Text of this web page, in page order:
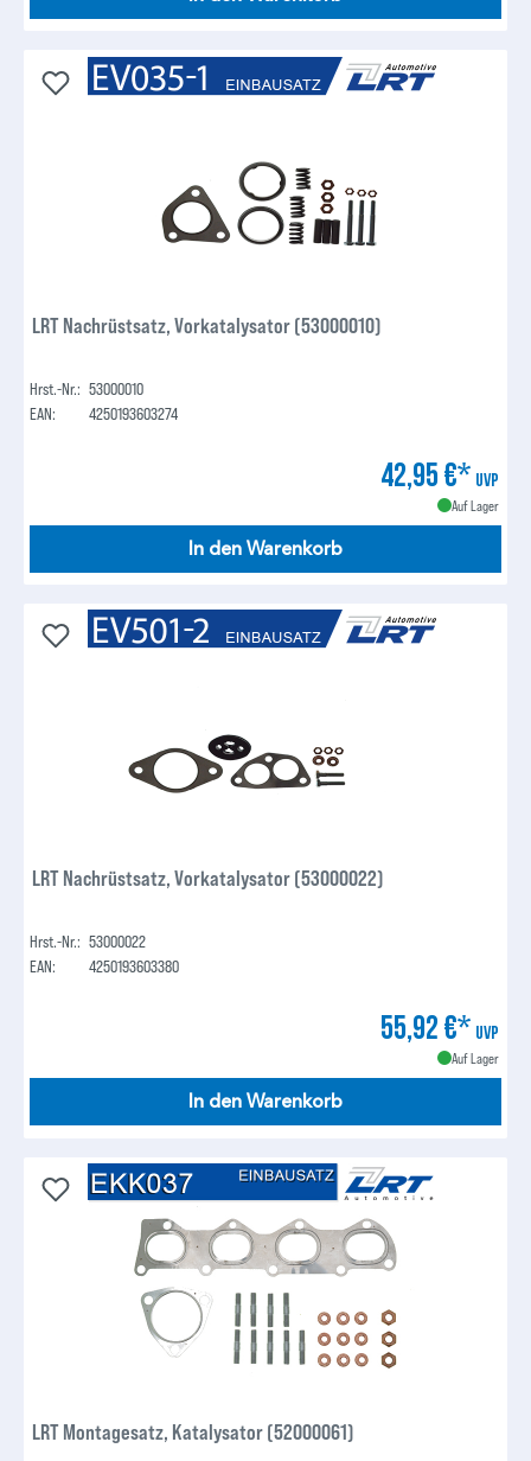
LRT Nachrüstsatz, Vorkatalysator (53000010)
Hrst.-Nr.: 53000010
EAN:
4250193603274
42,95 €* UVP
Auf Lager
In den Warenkorb
LRT Nachrüstsatz, Vorkatalysator (53000022)
Hrst.-Nr.: 53000022
EAN:
4250193603380
55,92 €* UVP
Auf Lager
In den Warenkorb
LRT Montagesatz, Katalysator (52000061)